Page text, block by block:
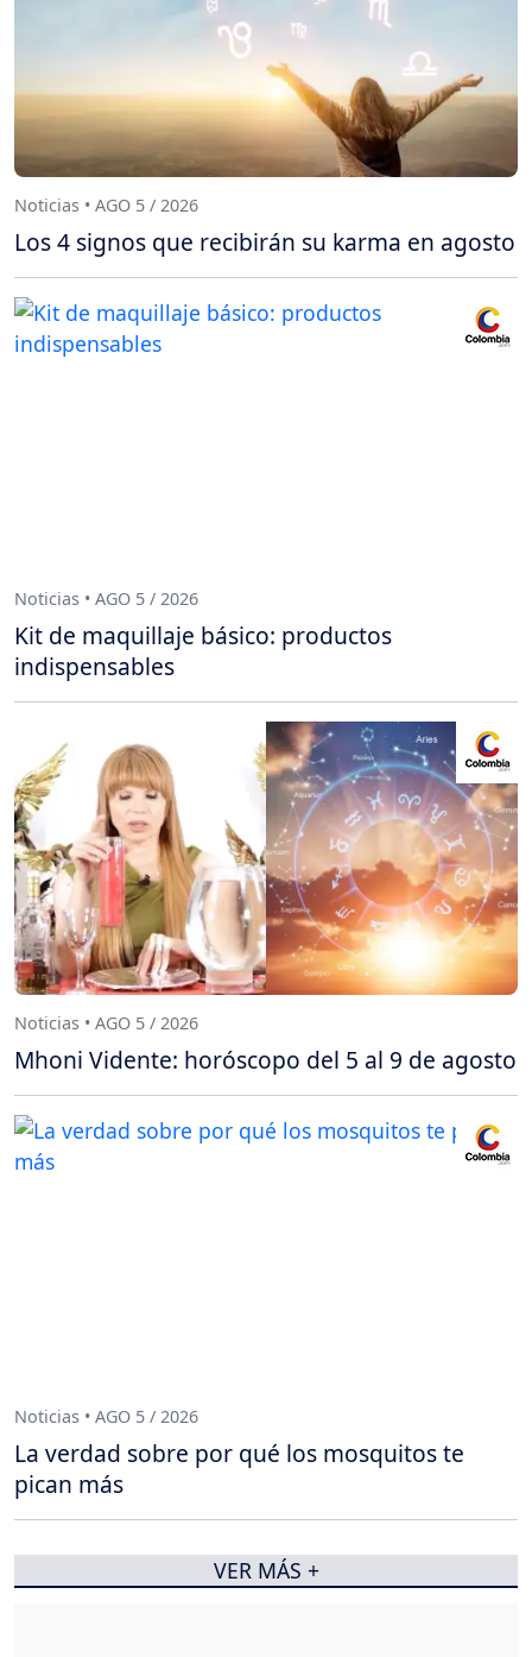
Noticias • AGO 5 / 2026
Los 4 signos que recibirán su karma en agosto
Noticias • AGO 5 / 2026
Kit de maquillaje básico: productos
indispensables
Noticias • AGO 5 / 2026
Mhoni Vidente: horóscopo del 5 al 9 de agosto
Noticias • AGO 5 / 2026
La verdad sobre por qué los mosquitos te
pican más
VER MÁS +